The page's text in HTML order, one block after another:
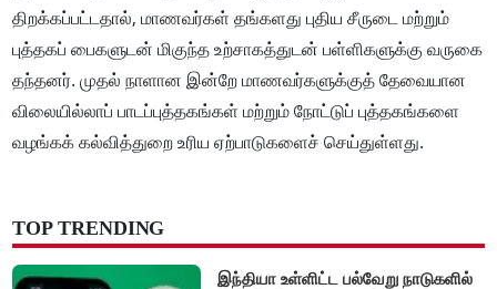
திறக்கப்பட்டதால், மாணவர்கள் தங்களது புதிய சீருடை மற்றும்
புத்தகப் பைகளுடன் மிகுந்த உற்சாகத்துடன் பள்ளிகளுக்கு வருகை
தந்தனர். முதல் நாளான இன்றே மாணவர்களுக்குத் தேவையான
விலையில்லாப் பாடப்புத்தகங்கள் மற்றும் நோட்டுப் புத்தகங்களை
வழங்கக் கல்வித்துறை உரிய ஏற்பாடுகளைச் செய்துள்ளது.
TOP TRENDING
இந்தியா உள்ளிட்ட பல்வேறு நாடுகளில்